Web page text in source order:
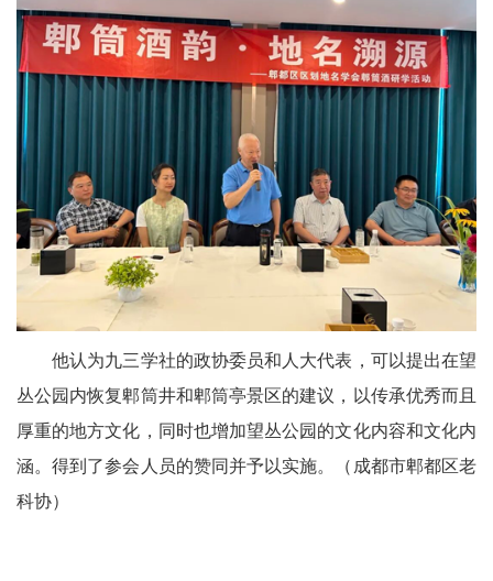
他认为九三学社的政协委员和人大代表，可以提出在望
丛公园内恢复郫筒井和郫筒亭景区的建议，以传承优秀而且
厚重的地方文化，同时也增加望丛公园的文化内容和文化内
涵。得到了参会人员的赞同并予以实施。（成都市郫都区老
科协）